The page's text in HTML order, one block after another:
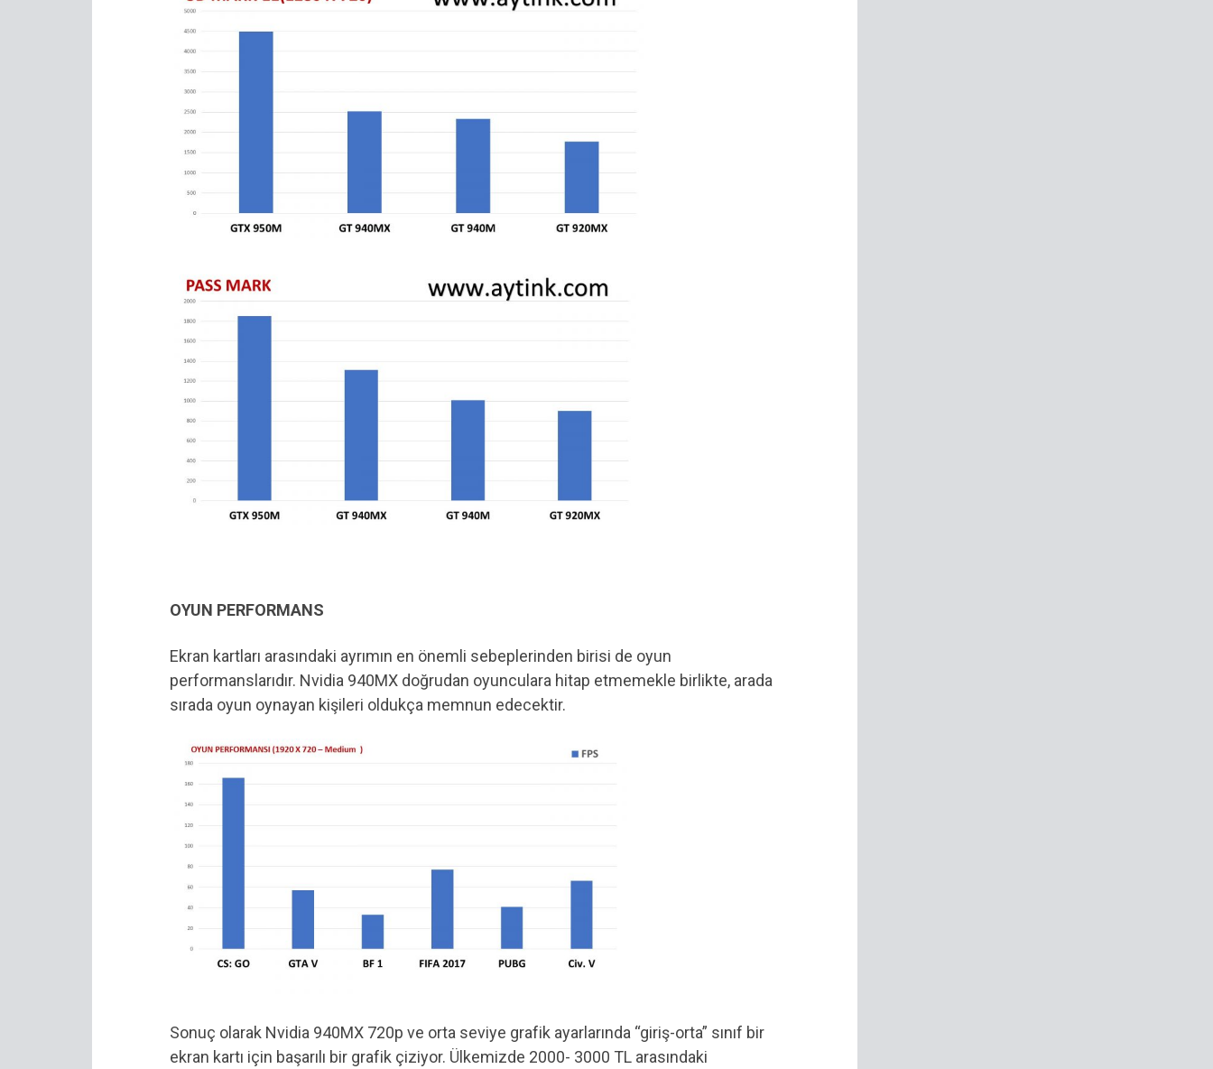
OYUN PERFORMANS
Ekran kartları arasındaki ayrımın en önemli sebeplerinden birisi de oyun
performanslarıdır. Nvidia 940MX doğrudan oyunculara hitap etmemekle birlikte, arada
sırada oyun oynayan kişileri oldukça memnun edecektir.
Sonuç olarak Nvidia 940MX 720p ve orta seviye grafik ayarlarında “giriş-orta” sınıf bir
ekran kartı için başarılı bir grafik çiziyor. Ülkemizde 2000- 3000 TL arasındaki